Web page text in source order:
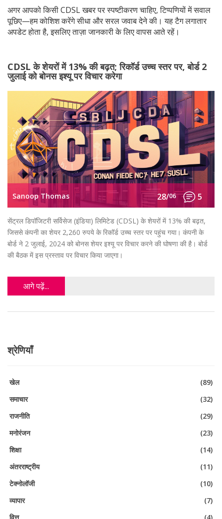
अगर आपको किसी CDSL खबर पर स्पष्टीकरण चाहिए, टिप्पणियों में सवाल
पूछिए—हम कोशिश करेंगे सीधा और सरल जवाब देने की। यह टैग लगातार
अपडेट होता है, इसलिए ताज़ा जानकारी के लिए वापस आते रहें।
CDSL के शेयरों में 13% की बढ़त; रिकॉर्ड उच्च स्तर पर, बोर्ड 2
जुलाई को बोनस इश्यू पर विचार करेगा
Sanoop Thomas 28/06 5
सेंट्रल डिपॉजिटरी सर्विसेज (इंडिया) लिमिटेड (CDSL) के शेयरों में 13% की बढ़त,
जिससे कंपनी का शेयर 2,260 रुपये के रिकॉर्ड उच्च स्तर पर पहुंच गया। कंपनी के
बोर्ड ने 2 जुलाई, 2024 को बोनस शेयर इश्यू पर विचार करने की घोषणा की है। बोर्ड
की बैठक में इस प्रस्ताव पर विचार किया जाएगा।
आगे पढ़ें...
श्रेणियाँ
खेल
(89)
समाचार
(32)
राजनीति
(29)
मनोरंजन
(23)
शिक्षा
(14)
अंतरराष्ट्रीय
(11)
टेक्नोलॉजी
(10)
व्यापार
(7)